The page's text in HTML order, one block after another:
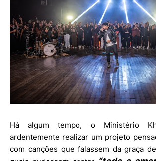
Há algum tempo, o Ministério
ardentemente realizar um projeto
com canções que falassem da graça